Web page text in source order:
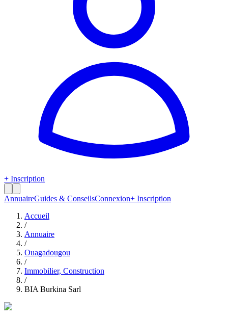
+ Inscription
AnnuaireGuides & ConseilsConnexion+ Inscription
Accueil
/
Annuaire
/
Ouagadougou
/
Immobilier, Construction
/
BIA Burkina Sarl